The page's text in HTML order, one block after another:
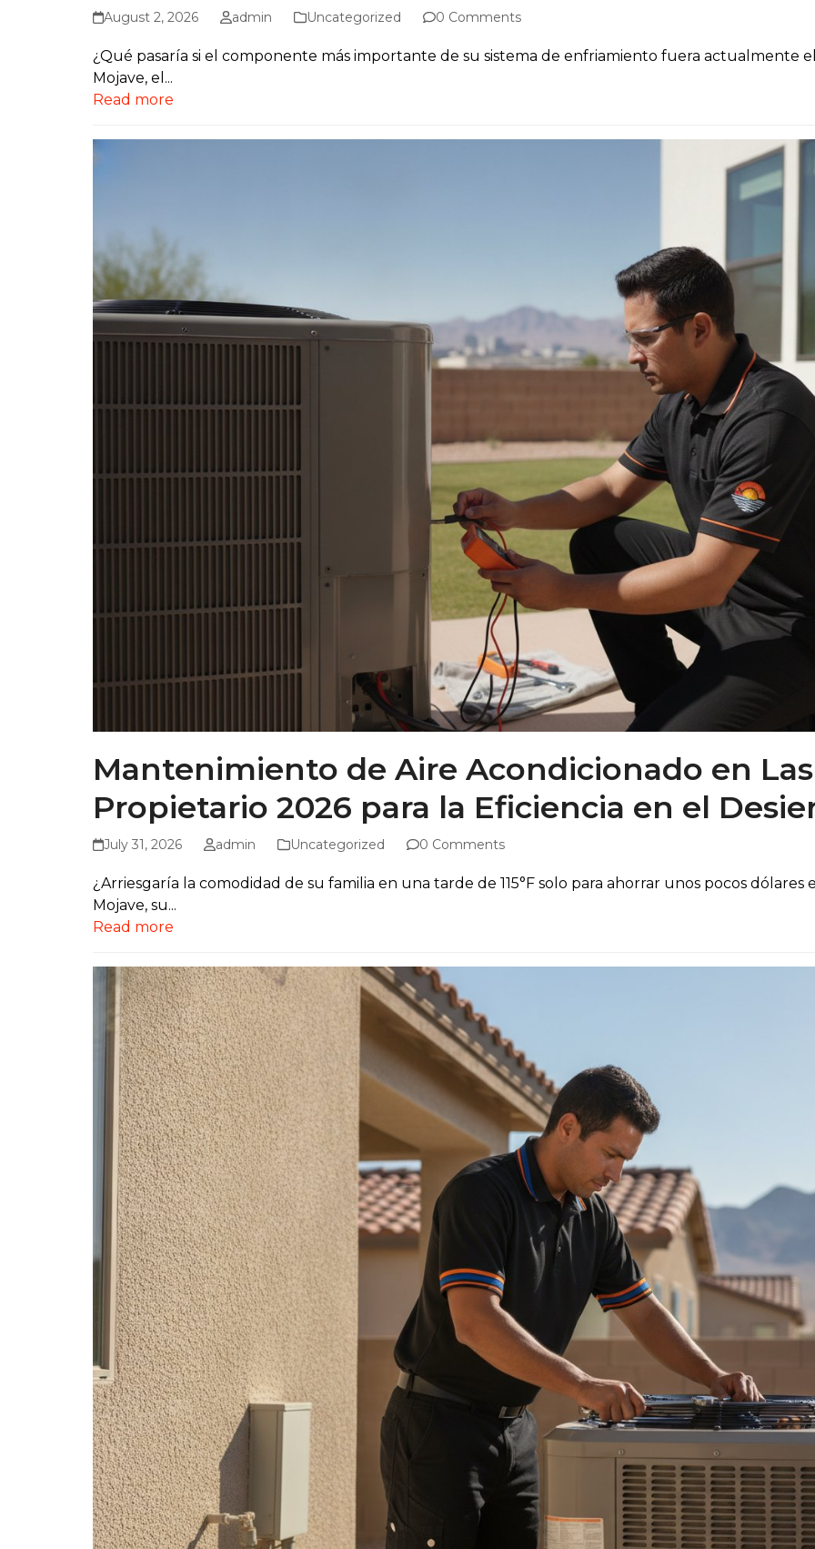
August 2, 2026 admin Uncategorized 0 Comments
¿Qué pasaría si el componente más importante de su sistema de enfriamiento fuera actualmente
Mojave, el...
Read more
Mantenimiento de Aire Acondicionado en
Propietario 2026 para la Eficiencia en el
July 31, 2026 admin Uncategorized 0 Comments
¿Arriesgaría la comodidad de su familia en una tarde de 115°F solo para ahorrar unos pocos
Mojave, su...
Read more